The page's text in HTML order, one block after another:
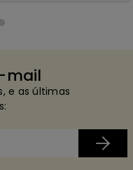
mail
e as últimas